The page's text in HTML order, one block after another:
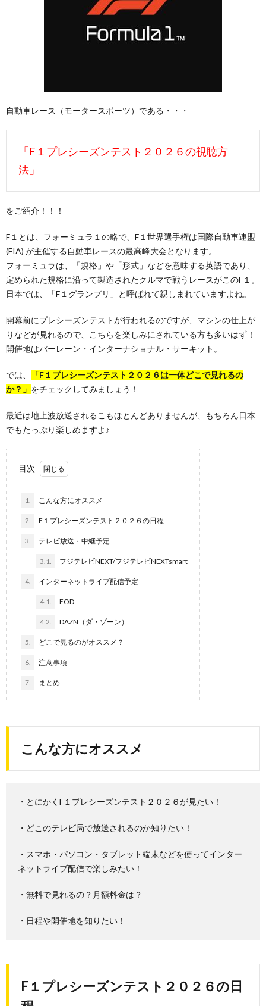
自動車レース（モータースポーツ）である・・・
「F１プレシーズンテスト２０２６の視聴方
法」
をご紹介！！！
F１とは、フォーミュラ１の略で、F１世界選手権は国際自動車連盟
(FIA) が主催する自動車レースの最高峰大会となります。
フォーミュラは、「規格」や「形式」などを意味する英語であり、
定められた規格に沿って製造されたクルマで戦うレースがこのF１。
日本では、「F１グランプリ」と呼ばれて親しまれていますよね。
開幕前にプレシーズンテストが行われるのですが、マシンの仕上が
りなどが見れるので、こちらを楽しみにされている方も多いはず！
開催地はバーレーン・インターナショナル・サーキット。
では、
「F１プレシーズンテスト２０２６は一体どこで見れるの
か？」 をチェックしてみましょう！
最近は地上波放送されるこもほとんどありませんが、もちろん日本
でもたっぷり楽しめますよ♪
目次
1. こんな方にオススメ
2. F１プレシーズンテスト２０２６の日程
3. テレビ放送・中継予定
3.1. フジテレビNEXT/フジテレビNEXTsmart
4. インターネットライブ配信予定
4.1. FOD
4.2. DAZN（ダ・ゾーン）
5. どこで見るのがオススメ？
6. 注意事項
7. まとめ
こんな方にオススメ
・とにかくF１プレシーズンテスト２０２６が見たい！
・どこのテレビ局で放送されるのか知りたい！
・スマホ・パソコン・タブレット端末などを使ってインター
ネットライブ配信で楽しみたい！
・無料で見れるの？月額料金は？
・日程や開催地を知りたい！
F１プレシーズンテスト２０２６の日